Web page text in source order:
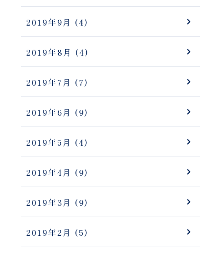
2019年9月 (4)
2019年8月 (4)
2019年7月 (7)
2019年6月 (9)
2019年5月 (4)
2019年4月 (9)
2019年3月 (9)
2019年2月 (5)